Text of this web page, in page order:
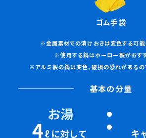
ゴム手袋
※金属素材での漬けおきは変色する可能
※使用する鍋はホーロー製がおすす
※アルミ製の鍋は変色、破損の恐れがあるの
基本の分量